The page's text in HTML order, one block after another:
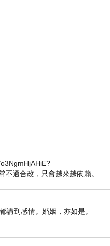
適合改，只會越來越依賴。
講到感情。婚姻，亦如是。